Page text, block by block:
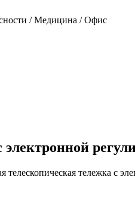
/ Медицина / Офис
тележка с